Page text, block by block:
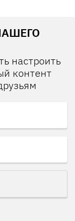
настроить
контент